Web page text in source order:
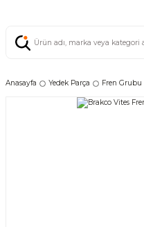
Anasayfa Yedek Parça Fren Grubu